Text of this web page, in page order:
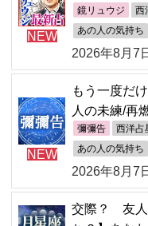
NEW
鏡リュウジ 西
あの人の気持ち
2026年8月7
NEW
もう一度だ
人の未練/再
彌彌告 西洋占
あの人の気持ち
2026年8月7
交際？ 友人